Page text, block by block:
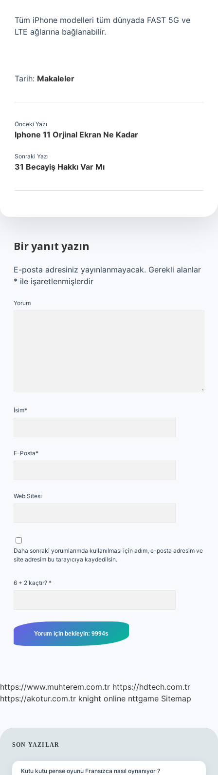
Tüm iPhone modelleri tüm dünyada FAST 5G ve
LTE ağlarına bağlanabilir.
Tarih: Makaleler
Önceki Yazı
Iphone 11 Orjinal Ekran Ne Kadar
Sonraki Yazı
31 Becayiş Hakkı Var Mı
Bir yanıt yazın
E-posta adresiniz yayınlanmayacak. Gerekli alanlar
* ile işaretlenmişlerdir
Yorum
İsim*
E-Posta*
Web Sitesi
Daha sonraki yorumlarımda kullanılması için adım, e-posta adresim ve
site adresim bu tarayıcıya kaydedilsin.
6 + 2 kaçtır? *
https://www.muhterem.com.tr https://hdtech.com.tr
https://akotur.com.tr knight online nttgame Sitemap
SIDEBAR
SON YAZILAR
Kutu kutu pense oyunu Fransızca nasıl oynanıyor ?